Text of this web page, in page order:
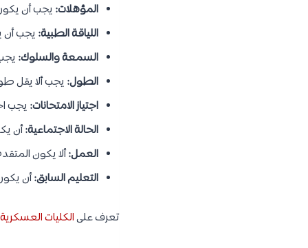
المؤهلات: يجب أن
اللياقة الطبية: يجب أن
السمعة والسلوك:
الطول: يجب ألا يقل طول
اجتياز الامتحانات: يجب
الحالة الاجتماعية:أن
العمل:ألا يكون
التعليم السابق:أن
تعرف علىالكليات العسكرية في السعودية: اليك